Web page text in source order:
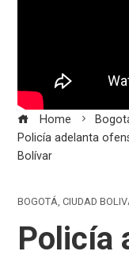
Home
Policía adelanta
Bolívar
BOGOTÁ,CIUDAD
Policía